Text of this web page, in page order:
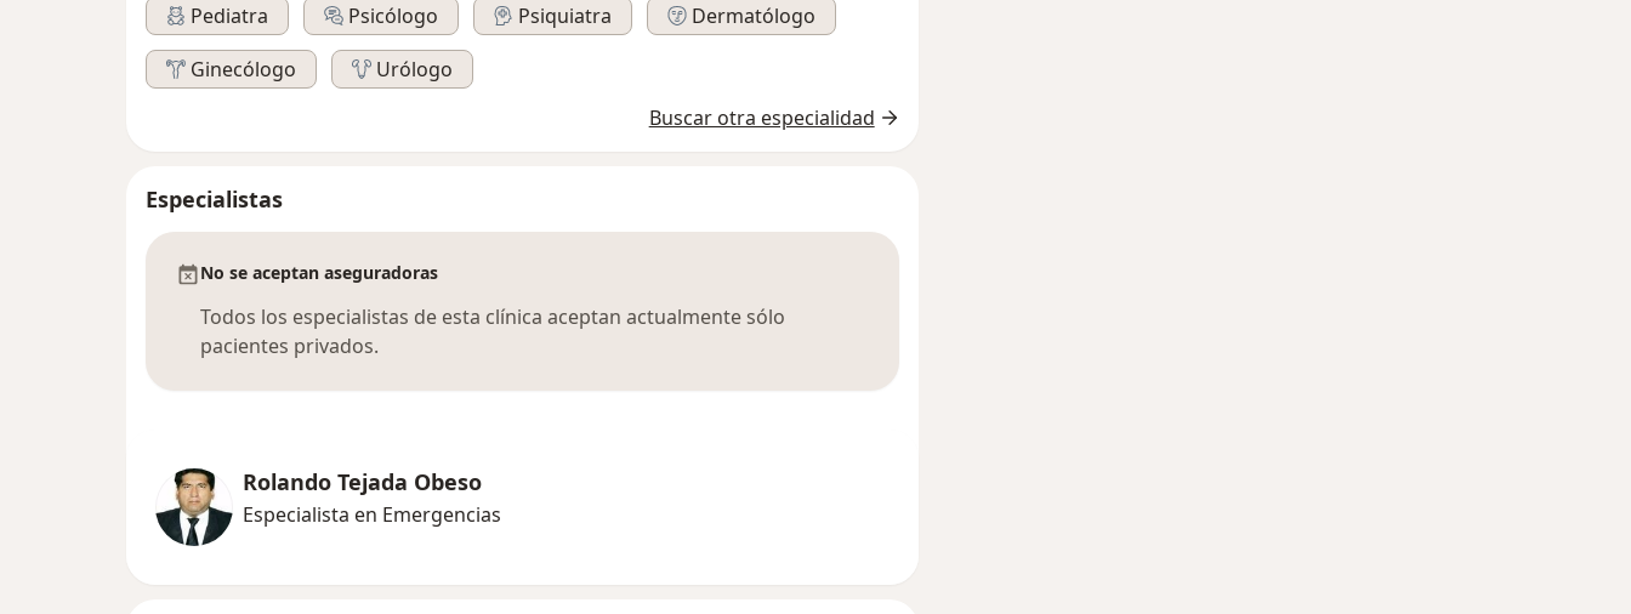
Pediatra
Psicólogo Psiquiatra
Dermatólogo
Ginecólogo
Urólogo
Buscar otra especialidad
Especialistas
No se aceptan aseguradoras
Todos los especialistas de esta clínica aceptan actualmente sólo
pacientes privados.
Rolando Tejada Obeso
Especialista en Emergencias